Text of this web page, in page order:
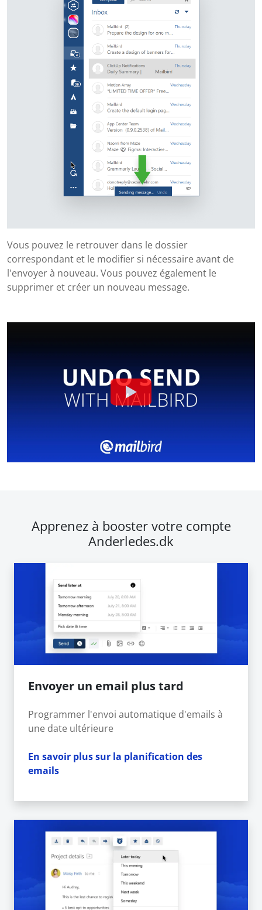
Vous pouvez le retrouver dans le dossier
correspondant et le modifier si nécessaire avant de
l'envoyer à nouveau. Vous pouvez également le
supprimer et créer un nouveau message.
Apprenez à booster votre compte
Anderledes.dk
Envoyer un email plus tard
Programmer l'envoi automatique d'emails à
une date ultérieure
En savoir plus sur la planification des
emails